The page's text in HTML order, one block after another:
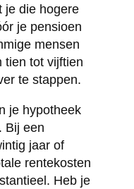
je die hogere
je pensioen
mensen
tien tot vijftien
te stappen.
je hypotheek
Bij een
jaar of
rentekosten
Heb je